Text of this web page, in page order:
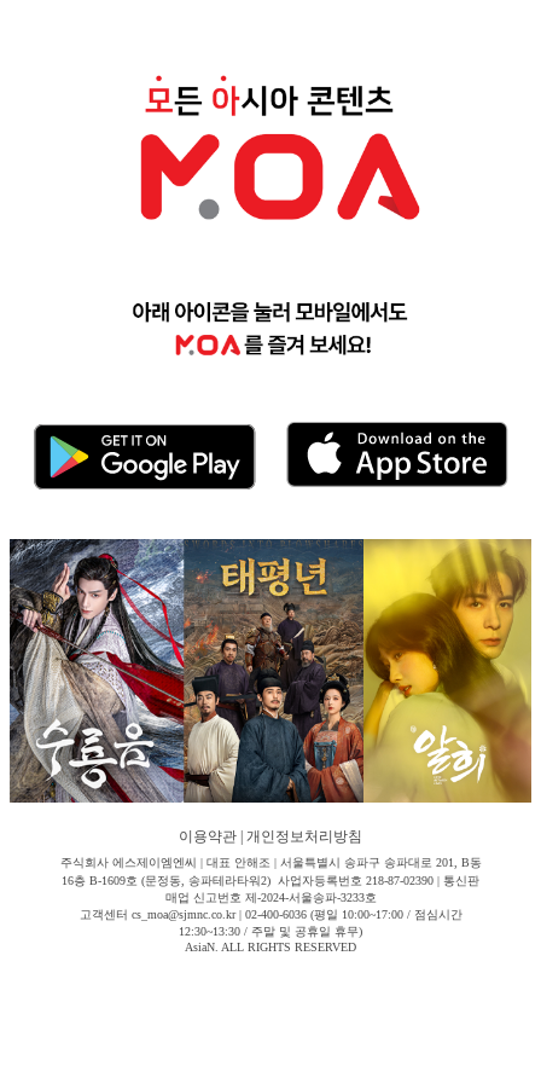
이용약관 개인정보처리방침
주식회사 에스제이엠엔씨 | 대표 안해조 | 서울특별시 송파구 송파대로 201, B동
16층 B-1609호 (문정동, 송파테라타워2) 사업자등록번호 218-87-02390 | 통신판
매업 신고번호 제-2024-서울송파-3233호
고객센터 cs_moa@sjmnc.co.kr | 02-400-6036 (평일 10:00~17:00 / 점심시간
12:30~13:30 / 주말 및 공휴일 휴무)
AsiaN. ALL RIGHTS RESERVED